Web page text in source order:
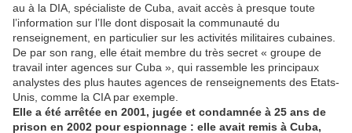
au à la DIA, spécialiste de Cuba, avait accès à presque toute
l’information sur l’Ile dont disposait la communauté du
renseignement, en particulier sur les activités militaires cubaines.
De par son rang, elle était membre du très secret « groupe de
travail inter agences sur Cuba », qui rassemble les principaux
analystes des plus hautes agences de renseignements des Etats-
Unis, comme la CIA par exemple.
Elle a été arrêtée en 2001, jugée et condamnée à 25 ans de
prison en 2002 pour espionnage : elle avait remis à Cuba,